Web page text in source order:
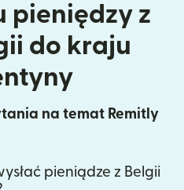
pieniędzy z
do kraju
na temat Remitly
pieniądze z Belgii